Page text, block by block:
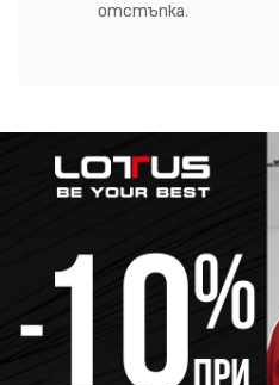
отстъпка.